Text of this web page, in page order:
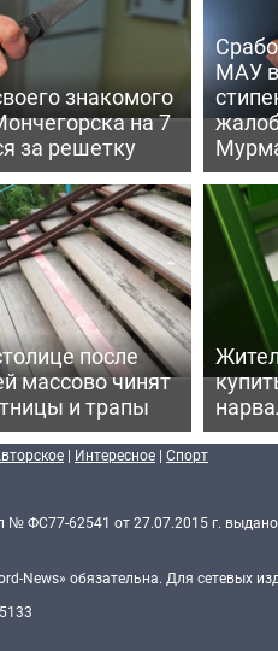
знакомого
на 7
за решетку
МАУ
после
массово чинят
и трапы
| Интересное | Спорт
ФС77-62541 от 27.07.2015 г.
обязательна. Для сетевых